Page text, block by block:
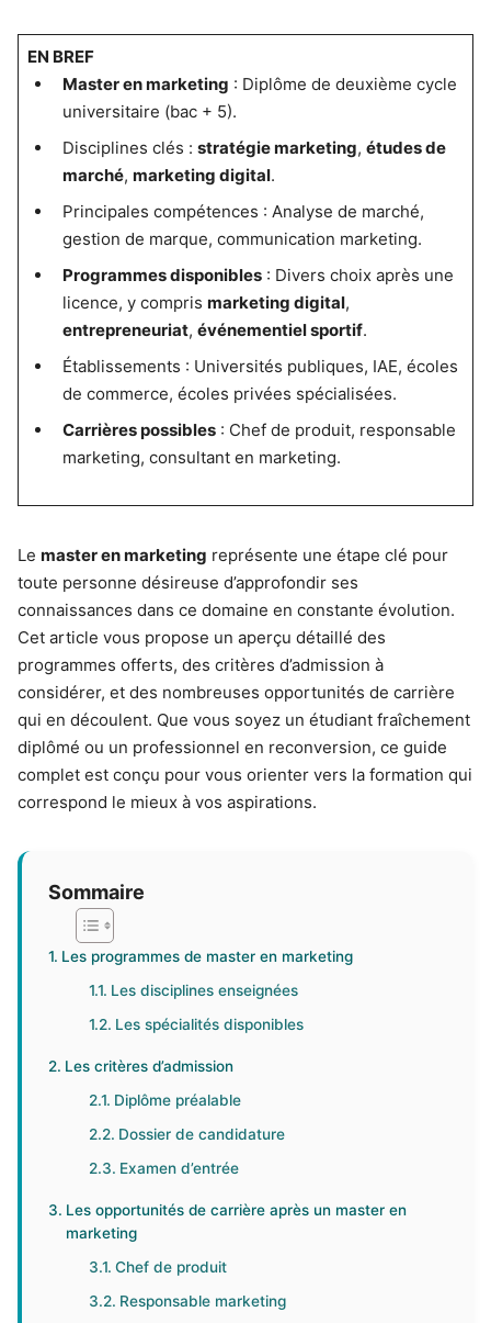
EN BREF
Master en marketing : Diplôme de deuxième cycle
universitaire (bac + 5).
Disciplines clés : stratégie marketing, études de
marché, marketing digital.
Principales compétences : Analyse de marché,
gestion de marque, communication marketing.
Programmes disponibles: Divers choix après une
licence, y compris marketing digital,
entrepreneuriat, événementiel sportif.
Établissements : Universités publiques, IAE, écoles
de commerce, écoles privées spécialisées.
Carrières possibles: Chef de produit, responsable
marketing, consultant en marketing.
Le master en marketing représente une étape clé pour
toute personne désireuse d’approfondir ses
connaissances dans ce domaine en constante évolution.
Cet article vous propose un aperçu détaillé des
programmes offerts, des critères d’admission à
considérer, et des nombreuses opportunités de carrière
qui en découlent. Que vous soyez un étudiant fraîchement
diplômé ou un professionnel en reconversion, ce guide
complet est conçu pour vous orienter vers la formation qui
correspond le mieux à vos aspirations.
Sommaire
Les programmes de master en marketing
Les disciplines enseignées
Les spécialités disponibles
Les critères d’admission
Diplôme préalable
Dossier de candidature
Examen d’entrée
Les opportunités de carrière après un master en
marketing
Chef de produit
Responsable marketing